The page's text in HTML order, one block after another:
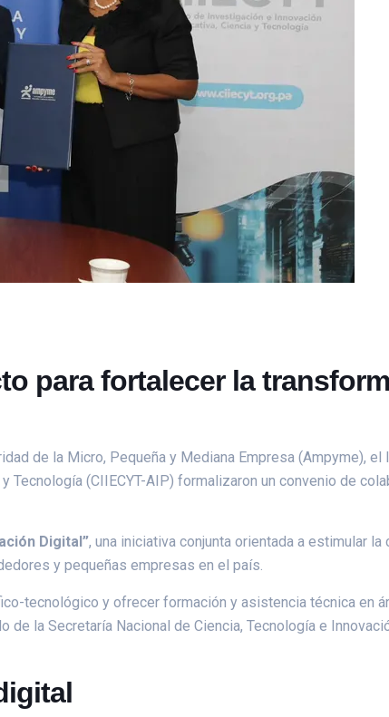
para fortalecer la
de la Micro, Pequeña y Mediana Empresa (Ampyme), el
(CIIECYT-AIP) formalizaron un convenio de
Digital”, una iniciativa conjunta orientada a estimular la
y pequeñas empresas en el país.
tecnológico y ofrecer formación y asistencia técnica en
la Secretaría Nacional de Ciencia, Tecnología e